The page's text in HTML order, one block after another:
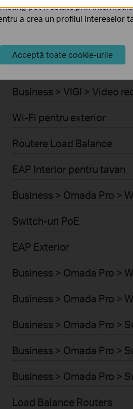
Business > VIGI > Camere
Routere VPN
Business > VIGI > Video
Wi-Fi pentru exterior
Routere Load Balance
EAP Interior pentru tavan
Business > Omada Pro >
Switch-uri PoE
EAP Exterior
Business > Omada Pro >
Business > Omada Pro >
Business > Omada Pro >
Business > Omada Pro >
Business > Omada Pro >
Load Balance Routers
pot fi setate prin
a crea un profilul intereselor
Acceptă toate cookie-urile